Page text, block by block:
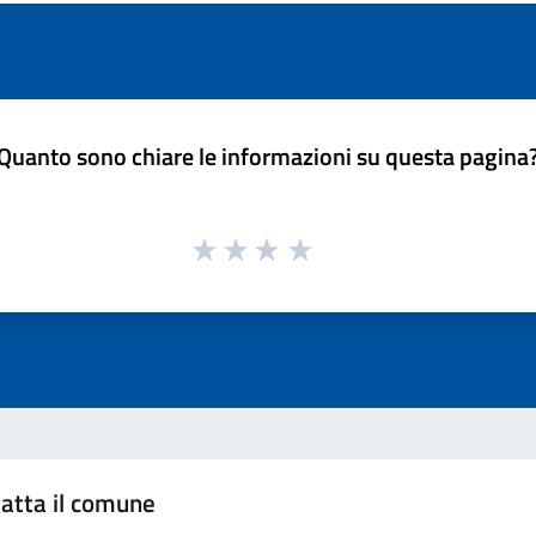
sono chiare le informazioni su questa
il comune